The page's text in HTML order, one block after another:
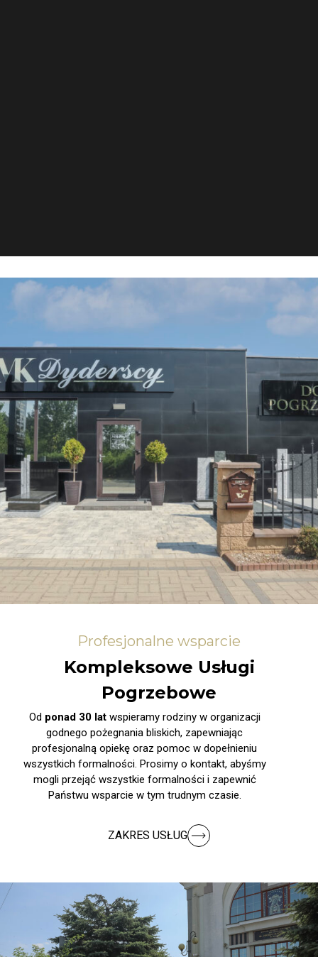
Profesjonalne wsparcie
Kompleksowe Usługi
Pogrzebowe
Od ponad 30 latwspieramy rodziny w organizacji
godnego pożegnania bliskich, zapewniając
profesjonalną opiekę oraz pomoc w dopełnieniu
wszystkich formalności. Prosimy o kontakt, abyśmy
mogli przejąć wszystkie formalności i zapewnić
Państwu wsparcie w tym trudnym czasie.
ZAKRES USŁUG